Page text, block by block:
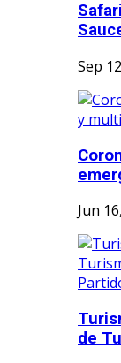
Sep
Jun
de